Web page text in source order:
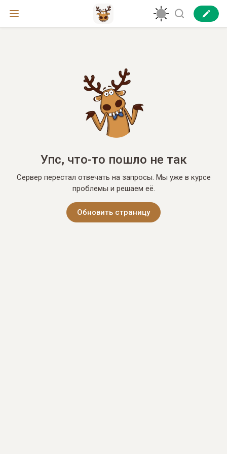
Упс, что-то пошло не так
Сервер перестал отвечать на запросы. Мы уже в курсе
проблемы и решаем её.
Обновить страницу